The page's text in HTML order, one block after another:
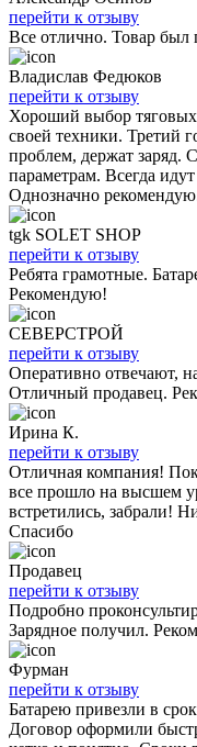
перейти к отзыву
Все отлично. Товар был
Владислав Федюков
перейти к отзыву
Хороший выбор тяговых
своей техники. Третий
проблем, держат заряд.
параметрам. Всегда
Однозначно
tgk SOLET SHOP
перейти к отзыву
Ребята грамотные.
Рекомендую!
СЕВЕРСТРОЙ
перейти к отзыву
Оперативно отвечают,
Отличный продавец.
Ирина К.
перейти к отзыву
Отличная компания!
все прошло на высшем
встретились, забрали!
Спасибо
Продавец
перейти к отзыву
Подробно
Зарядное получил.
Фурман
перейти к отзыву
Батарею привезли в
Договор оформили